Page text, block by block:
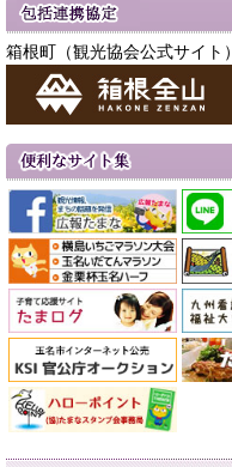
箱根町（観光協会公式サイト）